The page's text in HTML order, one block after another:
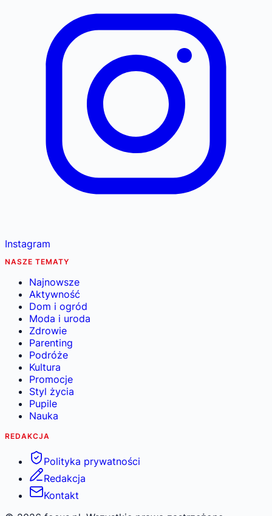
Instagram
NASZE TEMATY
Najnowsze
Aktywność
Dom i ogród
Moda i uroda
Zdrowie
Parenting
Podróże
Kultura
Promocje
Styl życia
Pupile
Nauka
REDAKCJA
Polityka prywatności
Redakcja
Kontakt